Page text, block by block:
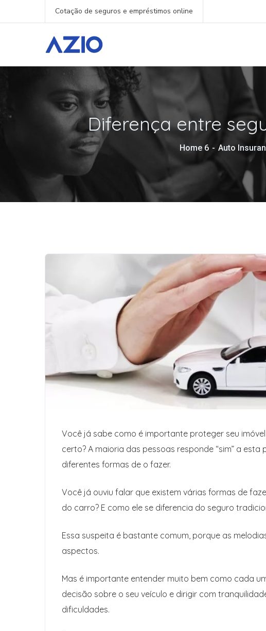
Cotação de seguros e empréstimos online
Diferença entre
Home 6 Auto
Você já sabe como é importante proteger seu
certo? A maioria das pessoas responde “sim” a
diferentes formas de o fazer.
Você já ouviu falar que existem várias formas de
do carro? E como ele se diferencia do seguro
Essa suspeita é bastante comum, porque as
aspectos.
Mas é importante entender muito bem como cada
decisão sobre o seu veículo e dirigir com
dificuldades.